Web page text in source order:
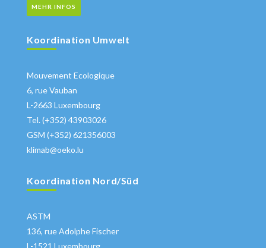
MEHR INFOS
Koordination Umwelt
Mouvement Ecologique
6, rue Vauban
L-2663 Luxembourg
Tel. (+352) 43903026
GSM (+352) 621356003
klimab@oeko.lu
Koordination Nord/Süd
ASTM
136, rue Adolphe Fischer
L-1521 Luxembourg